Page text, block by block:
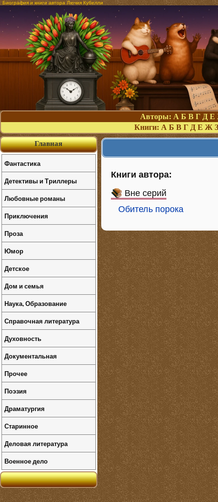
Биография и книги автора Лючия Кубелли
Авторы: А Б В Г Д Е
Книги: А Б В Г Д Е Ж З
Книги автора:
Вне серий
Обитель порока
Главная
Фантастика
Детективы и Триллеры
Любовные романы
Приключения
Проза
Юмор
Детское
Дом и семья
Наука, Образование
Справочная литература
Духовность
Документальная
Прочее
Поэзия
Драматургия
Старинное
Деловая литература
Военное дело